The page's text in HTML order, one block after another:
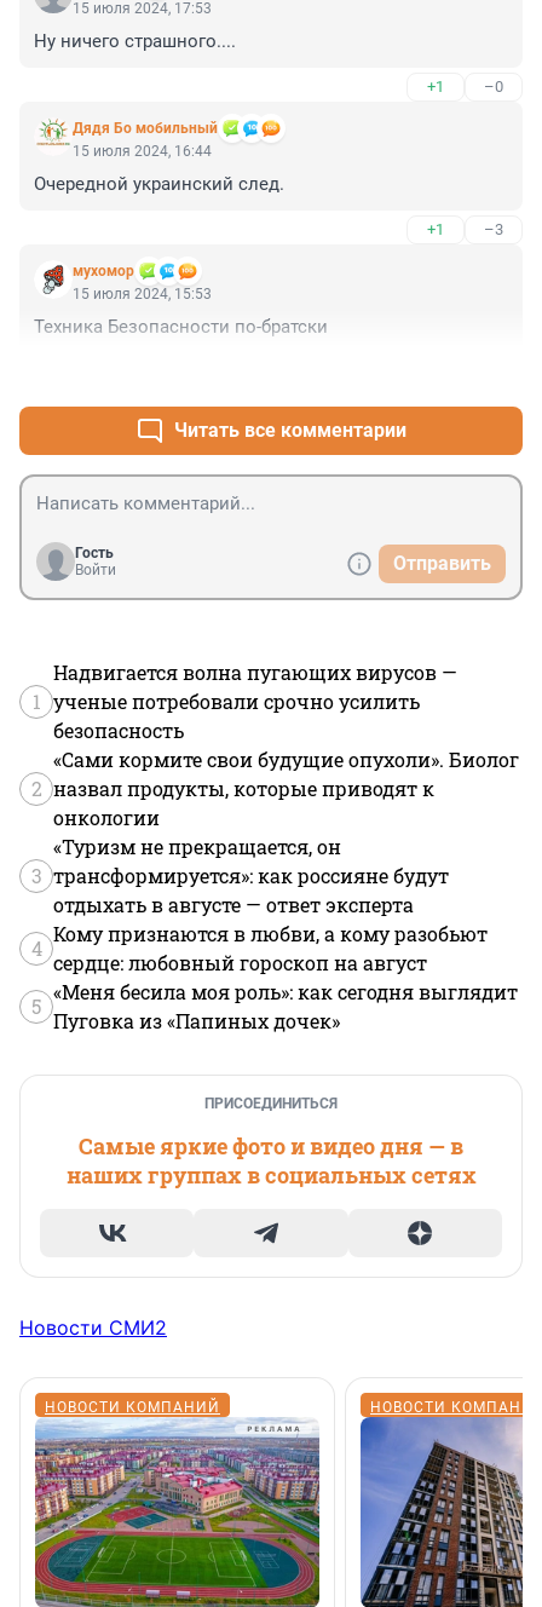
15 июля 2024, 17:53
Ну ничего страшного....
+1 –0
Дядя Бо мобильный
15 июля 2024, 16:44
Очередной украинский след.
+1 –3
мухомор
15 июля 2024, 15:53
Техника Безопасности по-братски
Читать все комментарии
Гость
Войти
Отправить
1
Надвигается волна пугающих вирусов —
ученые потребовали срочно усилить
безопасность
2
«Сами кормите свои будущие опухоли». Биолог
назвал продукты, которые приводят к
онкологии
3
«Туризм не прекращается, он
трансформируется»: как россияне будут
отдыхать в августе — ответ эксперта
4
Кому признаются в любви, а кому разобьют
сердце: любовный гороскоп на август
5
«Меня бесила моя роль»: как сегодня выглядит
Пуговка из «Папиных дочек»
ПРИСОЕДИНИТЬСЯ
Самые яркие фото и видео дня — в
наших группах в социальных сетях
Новости СМИ2
НОВОСТИ КОМПАНИЙ НОВОСТИ